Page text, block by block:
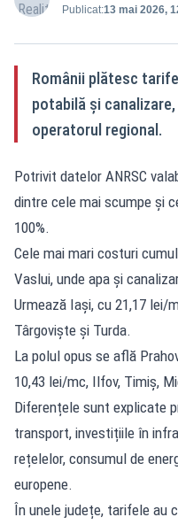
Publicat:13 mai 2026,
Românii plătesc
potabilă și
operatorul regional.
Potrivit datelor ANRSC
dintre cele mai scumpe și
100%.
Cele mai mari costuri
Vaslui, unde apa și
Urmează Iași, cu 21,17 lei/
Târgoviște și Turda.
La polul opus se află
10,43 lei/mc, Ilfov, Timiș,
Diferențele sunt explicate
transport, investițiile în
rețelelor, consumul de
europene.
În unele județe, tarifele au